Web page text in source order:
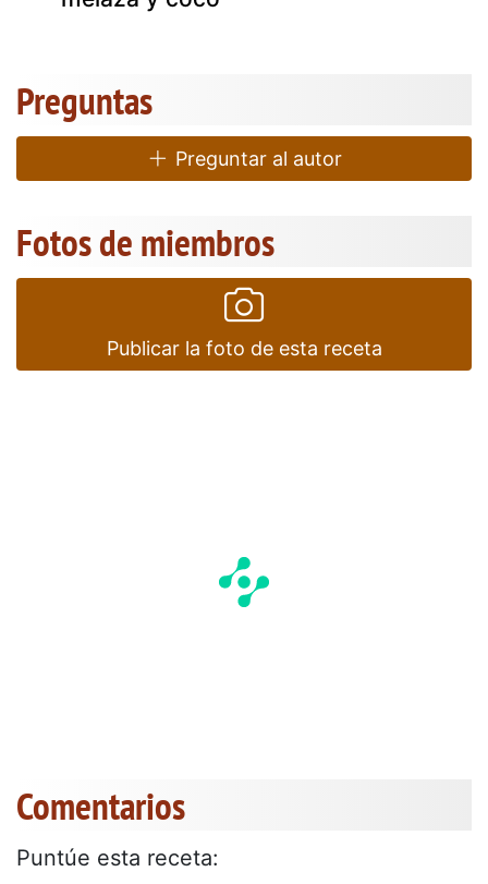
Preguntas
Preguntar al autor
Fotos de miembros
Publicar la foto de esta receta
Comentarios
Puntúe esta receta: